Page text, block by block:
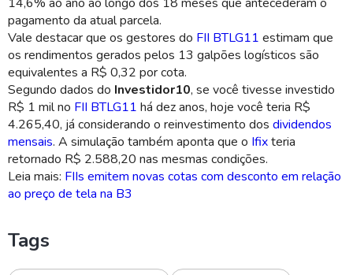
pagamento da atual parcela.
Vale destacar que os gestores do FII BTLG11 estimam que
os rendimentos gerados pelos 13 galpões logísticos são
equivalentes a R$ 0,32 por cota.
Segundo dados do Investidor10, se você tivesse investido
R$ 1 mil no FII BTLG11 há dez anos, hoje você teria R$
4.265,40, já considerando o reinvestimento dos dividendos
mensais. A simulação também aponta que o Ifixteria
retornado R$ 2.588,20 nas mesmas condições.
Leia mais: FIIs emitem novas cotas com desconto em relação
ao preço de tela na B3
Tags